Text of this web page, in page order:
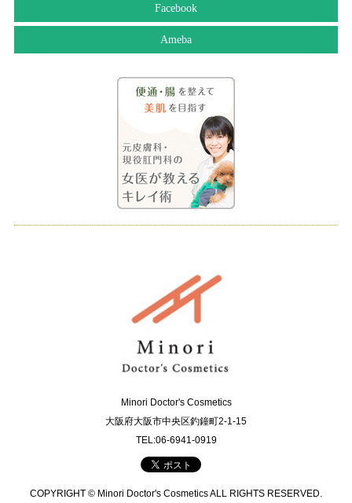
Facebook
Ameba
Minori Doctor's Cosmetics
大阪府大阪市中央区釣鐘町2-1-15
TEL:06-6941-0919
COPYRIGHT © Minori Doctor's Cosmetics ALL RIGHTS RESERVED.